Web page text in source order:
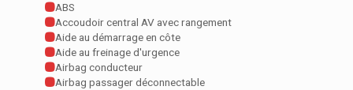
ABS
Accoudoir central AV avec rangement
Aide au démarrage en côte
Aide au freinage d'urgence
Airbag conducteur
Airbag passager déconnectable